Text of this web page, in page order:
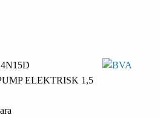
ELEKTRISK 1,5